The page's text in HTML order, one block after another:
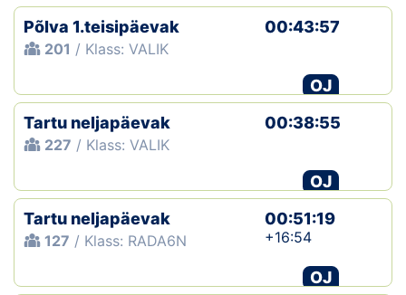
Põlva 1.teisipäevak
201 / Klass: VALIK
00:43:57
OJ
Tartu neljapäevak
227 / Klass: VALIK
00:38:55
OJ
Tartu neljapäevak
127 / Klass: RADA6N
00:51:19
+16:54
OJ